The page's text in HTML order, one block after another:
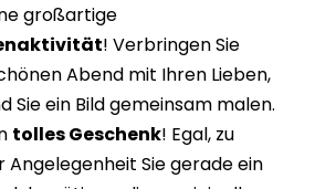
großartige
! Verbringen Sie
Abend mit Ihren Lieben,
Sie ein Bild gemeinsam malen.
tolles Geschenk! Egal, zu
Angelegenheit Sie gerade ein